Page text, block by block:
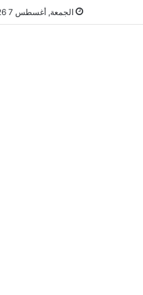
الجمعة, أغسطس 7 2026